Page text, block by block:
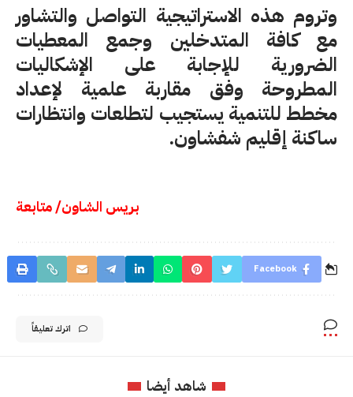
وتروم هذه الاستراتيجية التواصل والتشاور
مع كافة المتدخلين وجمع المعطيات
الضرورية للإجابة على الإشكاليات
المطروحة وفق مقاربة علمية لإعداد
مخطط للتنمية يستجيب لتطلعات وانتظارات
ساكنة إقليم شفشاون.
بريس الشاون/ متابعة
Facebook
اترك تعليقاً
شاهد أيضا